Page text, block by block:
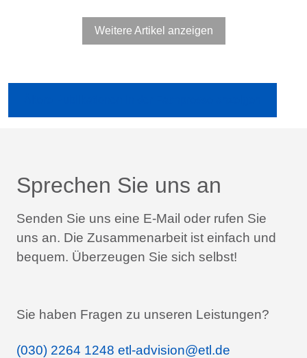
Weitere Artikel anzeigen
Sprechen Sie uns an
Senden Sie uns eine E-Mail oder rufen Sie
uns an. Die Zusammenarbeit ist einfach und
bequem. Überzeugen Sie sich selbst!
Sie haben Fragen zu unseren Leistungen?
(030) 2264 1248 etl-advision@etl.de